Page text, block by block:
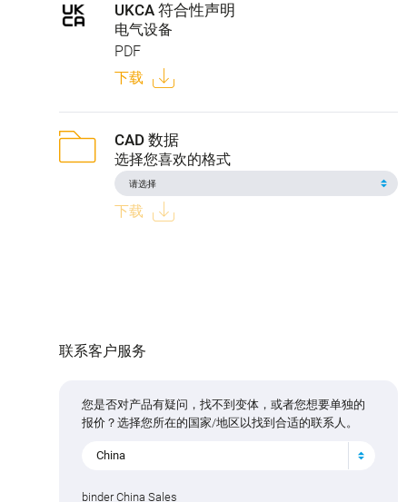
UKCA 符合性声明
电气设备
PDF
下载
CAD 数据
选择您喜欢的格式
下载
联系客户服务
您是否对产品有疑问，找不到变体，或者您想要单独的
报价？选择您所在的国家/地区以找到合适的联系人。
China
binder China Sales